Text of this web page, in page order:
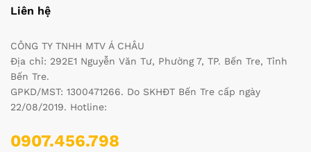
Liên hệ
CÔNG TY TNHH MTV Á CHÂU
Địa chỉ: 292E1 Nguyễn Văn Tư, Phường 7, TP. Bến Tre, Tỉnh
Bến Tre.
GPKD/MST: 1300471266. Do SKHĐT Bến Tre cấp ngày
22/08/2019. Hotline:
0907.456.798